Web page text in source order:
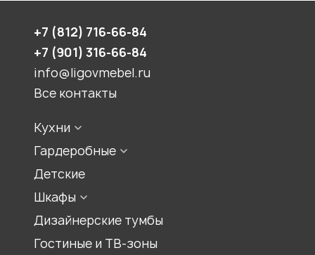
+7 (812) 716-66-84
+7 (901) 316-66-84
info@ligovmebel.ru
Все контакты
Кухни
Стили кухонь
Конфигурации кухонь
Материалы для кухонь
Гардеробные
Встроенная гардеробная
Гардеробная комната
Детские
Шкафы
Шкаф для прихожей
Шкаф-купе
Дизайнерские тумбы
Гостиные и ТВ-зоны